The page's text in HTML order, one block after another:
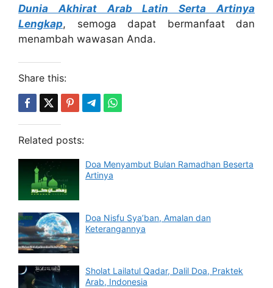
Dunia Akhirat Arab Latin Serta Artinya
Lengkap, semoga dapat bermanfaat dan
menambah wawasan Anda.
Share this:
Related posts:
Doa Menyambut Bulan Ramadhan Beserta
Artinya
Doa Nisfu Sya’ban, Amalan dan
Keterangannya
Sholat Lailatul Qadar, Dalil Doa, Praktek
Arab, Indonesia